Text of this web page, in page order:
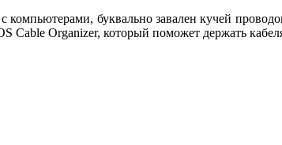
буквально завален кучей
Cable Organizer, который поможет держать